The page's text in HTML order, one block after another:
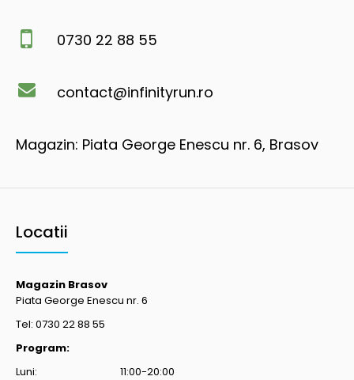
0730 22 88 55
contact@infinityrun.ro
Magazin: Piata George Enescu nr. 6, Brasov
Locatii
Magazin Brasov
Piata George Enescu nr. 6
Tel: 0730 22 88 55
Program:
Luni: 11:00-20:00